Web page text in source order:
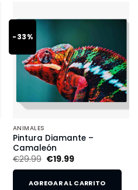
-33%
ANIMALES
Pintura Diamante –
Camaleón
€29.99 €19.99
AGREGAR AL CARRITO